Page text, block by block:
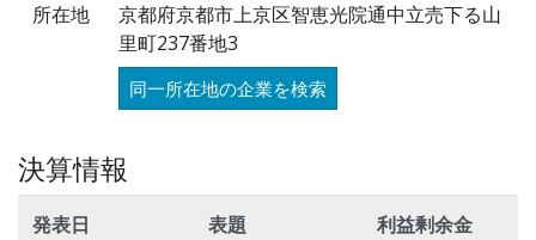
所在地
京都府京都市上京区智恵光院通中立売下る山
里町237番地3
同一所在地の企業を検索
決算情報
発表日 表題 利益剰余金